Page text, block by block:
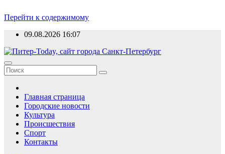
Перейти к содержимому
09.08.2026 16:07
Главная страница
Городские новости
Культура
Происшествия
Спорт
Контакты